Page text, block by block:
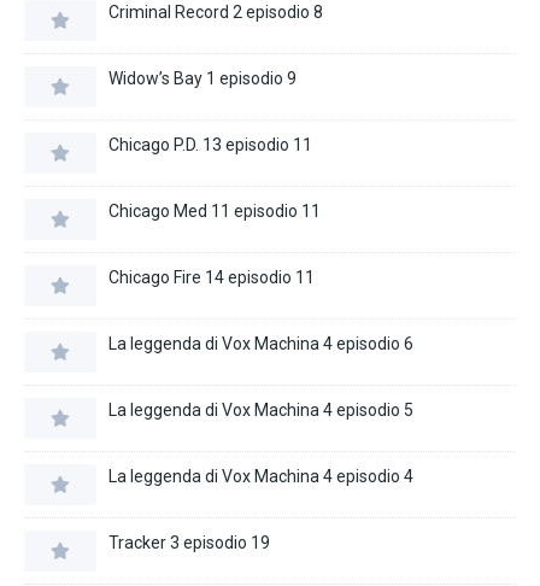
Criminal Record 2 episodio 8
Widow’s Bay 1 episodio 9
Chicago P.D. 13 episodio 11
Chicago Med 11 episodio 11
Chicago Fire 14 episodio 11
La leggenda di Vox Machina 4 episodio 6
La leggenda di Vox Machina 4 episodio 5
La leggenda di Vox Machina 4 episodio 4
Tracker 3 episodio 19